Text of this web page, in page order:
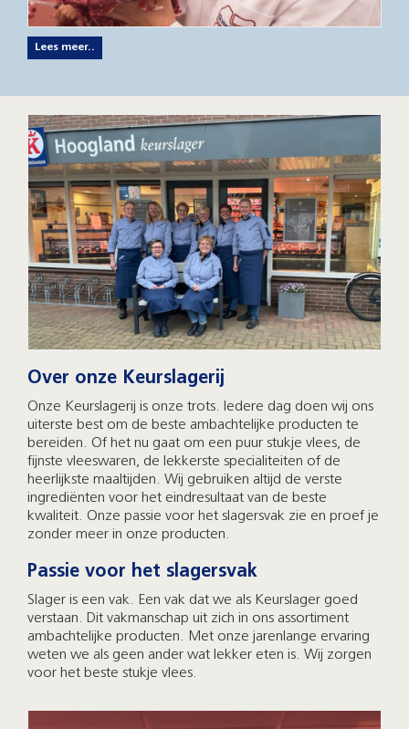
Lees meer..
Over onze Keurslagerij
Onze Keurslagerij is onze trots. Iedere dag doen wij ons
uiterste best om de beste ambachtelijke producten te
bereiden. Of het nu gaat om een puur stukje vlees, de
fijnste vleeswaren, de lekkerste specialiteiten of de
heerlijkste maaltijden. Wij gebruiken altijd de verste
ingrediënten voor het eindresultaat van de beste
kwaliteit. Onze passie voor het slagersvak zie en proef je
zonder meer in onze producten.
Passie voor het slagersvak
Slager is een vak. Een vak dat we als Keurslager goed
verstaan. Dit vakmanschap uit zich in ons assortiment
ambachtelijke producten. Met onze jarenlange ervaring
weten we als geen ander wat lekker eten is. Wij zorgen
voor het beste stukje vlees.